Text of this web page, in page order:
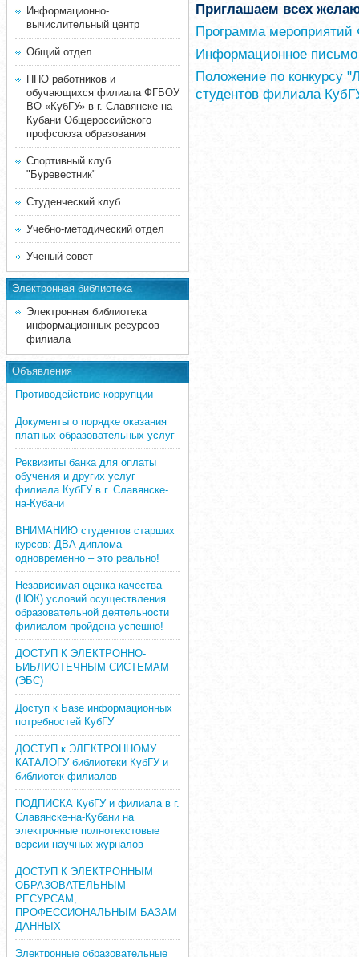
Информационно-
вычислительный центр
Общий отдел
ППО работников и
обучающихся филиала ФГБОУ
ВО «КубГУ» в г. Славянске-на-
Кубани Общероссийского
профсоюза образования
Спортивный клуб
"Буревестник"
Студенческий клуб
Учебно-методический отдел
Ученый совет
Электронная библиотека
Электронная библиотека
информационных ресурсов
филиала
Объявления
Противодействие коррупции
Документы о порядке оказания
платных образовательных услуг
Реквизиты банка для оплаты
обучения и других услуг
филиала КубГУ в г. Славянске-
на-Кубани
ВНИМАНИЮ студентов старших
курсов: ДВА диплома
одновременно – это реально!
Независимая оценка качества
(НОК) условий осуществления
образовательной деятельности
филиалом пройдена успешно!
ДОСТУП К ЭЛЕКТРОННО-
БИБЛИОТЕЧНЫМ СИСТЕМАМ
(ЭБС)
Доступ к Базе информационных
потребностей КубГУ
ДОСТУП к ЭЛЕКТРОННОМУ
КАТАЛОГУ библиотеки КубГУ и
библиотек филиалов
ПОДПИСКА КубГУ и филиала в г.
Славянске-на-Кубани на
электронные полнотекстовые
версии научных журналов
ДОСТУП К ЭЛЕКТРОННЫМ
ОБРАЗОВАТЕЛЬНЫМ
РЕСУРСАМ,
ПРОФЕССИОНАЛЬНЫМ БАЗАМ
ДАННЫХ
Электронные образовательные
Приглашаем всех
Программа мероприятий
Информационное письмо
Положение по конкурсу
студентов филиала